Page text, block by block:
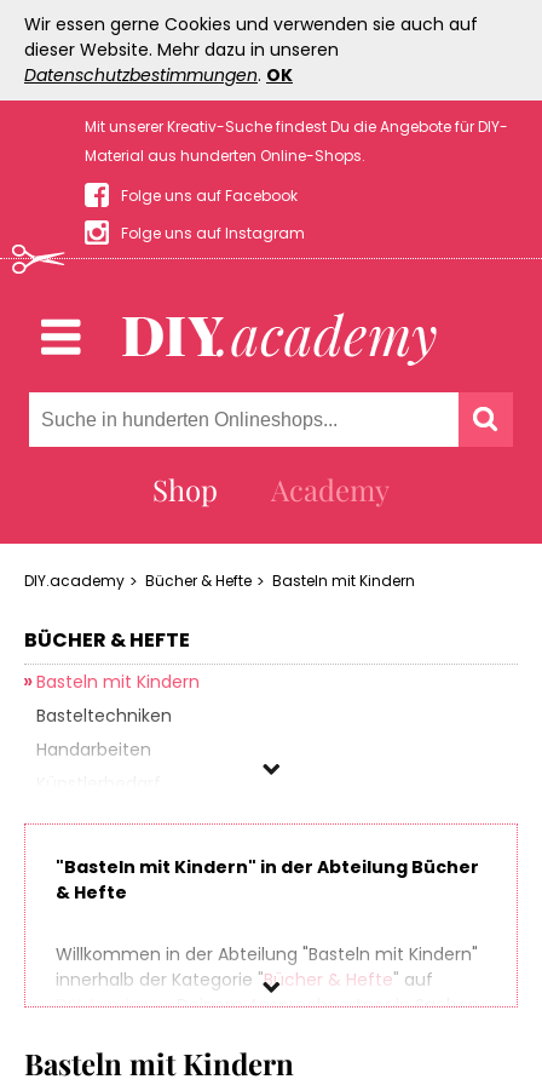
Wir essen gerne Cookies und verwenden sie auch auf
dieser Website. Mehr dazu in unseren
Datenschutzbestimmungen. OK
Mit unserer Kreativ-Suche findest Du die Angebote für DIY-
Material aus hunderten Online-Shops.
Folge uns auf Facebook
Folge uns auf Instagram
Shop Academy
DIY.academy Bücher & Hefte Basteln mit Kindern
BÜCHER & HEFTE
Basteln mit Kindern
Basteltechniken
Handarbeiten
Nähen
Preis
"Basteln mit Kindern" in der Abteilung Bücher
& Hefte
Willkommen in der Abteilung "Basteln mit Kindern"
innerhalb der Kategorie "Bücher & Hefte" auf
DIY.Academy, Deinem Ansprechpartner in Sachen
Produkte aus zahlreichen Online-Shops, die sich
Basteln mit Kindern